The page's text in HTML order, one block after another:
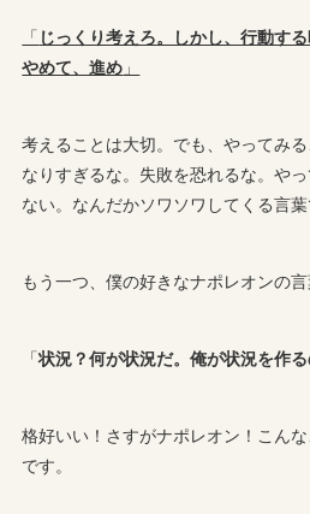
「 じっくり考えろ。しかし、行動す
やめて、進め 」
考えることは大切。でも、やってみ
なりすぎるな。失敗を恐れるな。や
ない。なんだかソワソワしてくる言葉
もう一つ、僕の好きなナポレオンの言
「状況？何が状況だ。俺が状況を作
格好いい！さすがナポレオン！こん
です。